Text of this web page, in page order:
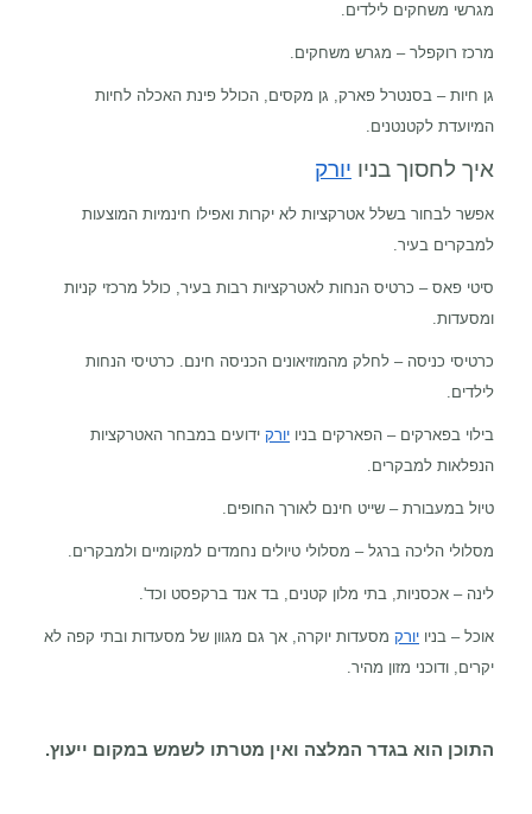
מגרשי משחקים לילדים.
מרכז רוקפלר – מגרש משחקים.
גן חיות – בסנטרל פארק, גן מקסים, הכולל פינת האכלה לחיות
המיועדת לקטנטנים.
איך לחסוך בניו יורק
אפשר לבחור בשלל אטרקציות לא יקרות ואפילו חינמיות המוצעות
למבקרים בעיר.
סיטי פאס – כרטיס הנחות לאטרקציות רבות בעיר, כולל מרכזי קניות
ומסעדות.
כרטיסי כניסה – לחלק מהמוזיאונים הכניסה חינם. כרטיסי הנחות
לילדים.
בילוי בפארקים – הפארקים בניו יורק ידועים במבחר האטרקציות
הנפלאות למבקרים.
טיול במעבורת – שייט חינם לאורך החופים.
מסלולי הליכה ברגל – מסלולי טיולים נחמדים למקומיים ולמבקרים.
לינה – אכסניות, בתי מלון קטנים, בד אנד ברקפסט וכד'.
אוכל – בניו יורק מסעדות יוקרה, אך גם מגוון של מסעדות ובתי קפה לא
יקרים, ודוכני מזון מהיר.
התוכן הוא בגדר המלצה ואין מטרתו לשמש במקום ייעוץ.